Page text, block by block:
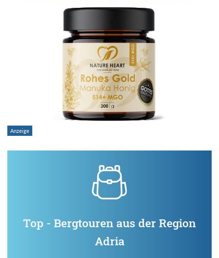
Top - Bergtouren aus der Region
Adria